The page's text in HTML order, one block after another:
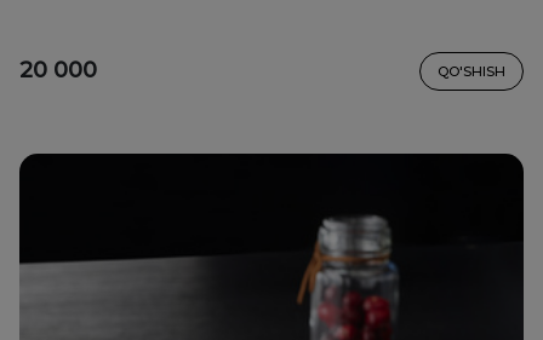
20 000 QO'SHISH